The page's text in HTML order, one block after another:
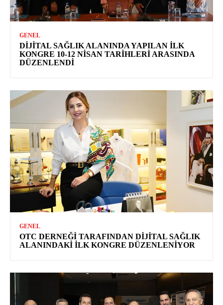
GENEL
DIJITAL SAĞLIK ALANINDA YAPILAN İLK
KONGRE 10-12 NISAN TARIHLERI ARASINDA
DÜZENLENDI
GENEL
OTC DERNEĞI TARAFINDAN DIJITAL SAĞLIK
ALANINDAKI İLK KONGRE DÜZENLENIYOR